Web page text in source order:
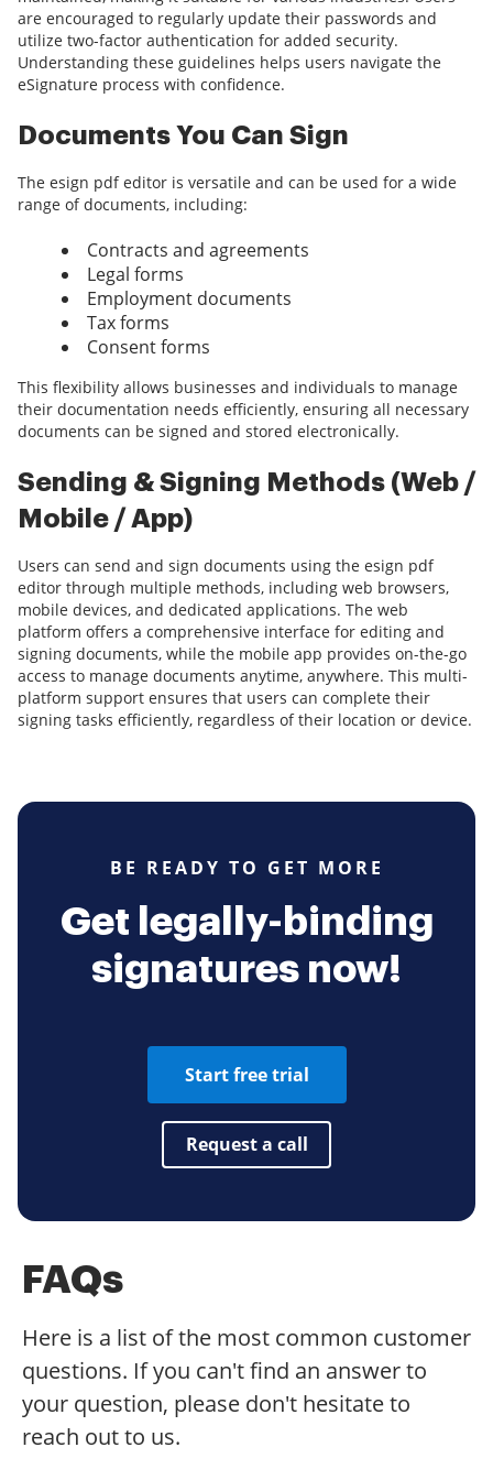
are encouraged to regularly update their passwords and
utilize two-factor authentication for added security.
Understanding these guidelines helps users navigate the
eSignature process with confidence.
Documents You Can Sign
The esign pdf editor is versatile and can be used for a wide
range of documents, including:
Contracts and agreements
Legal forms
Employment documents
Tax forms
Consent forms
This flexibility allows businesses and individuals to manage
their documentation needs efficiently, ensuring all necessary
documents can be signed and stored electronically.
Sending & Signing Methods (Web /
Mobile / App)
Users can send and sign documents using the esign pdf
editor through multiple methods, including web browsers,
mobile devices, and dedicated applications. The web
platform offers a comprehensive interface for editing and
signing documents, while the mobile app provides on-the-go
access to manage documents anytime, anywhere. This multi-
platform support ensures that users can complete their
signing tasks efficiently, regardless of their location or device.
BE READY TO GET MORE
Get legally-binding
signatures now!
Start free trial
Request a call
FAQs
Here is a list of the most common customer
questions. If you can't find an answer to
your question, please don't hesitate to
reach out to us.